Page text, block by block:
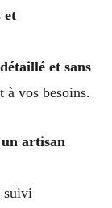
et
et sans
à vos besoins.
artisan
suivi